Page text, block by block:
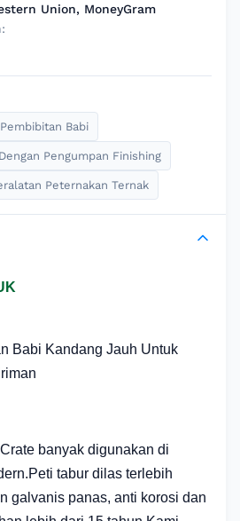
Union, MoneyGram
Babi
Pengumpan Finishing
Peternakan Ternak
Babi Kandang Jauh Untuk
banyak digunakan di
tabur dilas terlebih
galvanis panas, anti korosi dan